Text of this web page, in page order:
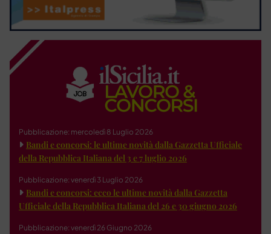
Pubblicazione: mercoledì 8 Luglio 2026
Bandi e concorsi: le ultime novità dalla Gazzetta Ufficiale
della Repubblica Italiana del 3 e 7 luglio 2026
Pubblicazione: venerdì 3 Luglio 2026
Bandi e concorsi: ecco le ultime novità dalla Gazzetta
Ufficiale della Repubblica Italiana del 26 e 30 giugno 2026
Pubblicazione: venerdì 26 Giugno 2026